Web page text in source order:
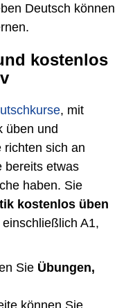
Deutsch können
kostenlos
, mit
üben und
richten sich an
bereits etwas
haben. Sie
kostenlos üben
einschließlich A1,
Sie Übungen,
können Sie